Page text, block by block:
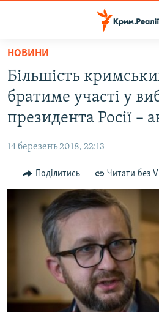
Перейти
основного
матеріалу
Перейти
до
основної
навігації
Перейти
до
ВОДА.КРИМ
ВІДЕО ТА ФОТО
БЛОГИ
ПОГЛЯД
ІНТЕРВ'Ю
ВСЕ ЗА ДЕНЬ
СПЕЦПРОЕКТИ
ДЕПОРТАЦІЯ
ВІДЕОУРОКИ «ELIFBE»
СВІДЧЕННЯ ОКУПАЦІЇ
ЯК ОБІЙТИ БЛОКУВАННЯ
Русский
НОВИНИ
Більшість
братиме участі у
президента Росії –
14 березень 2018, 22:13
Поділитись Читати без